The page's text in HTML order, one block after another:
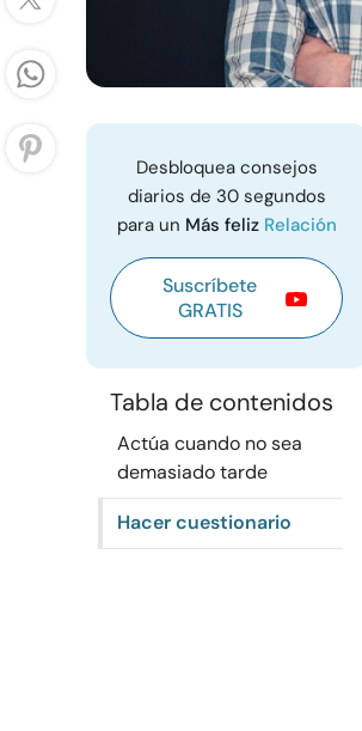
Desbloquea consejos
diarios de 30 segundos
para un Más feliz Relación
Suscríbete
GRATIS
Tabla de contenidos
Actúa cuando no sea
demasiado tarde
Hacer cuestionario